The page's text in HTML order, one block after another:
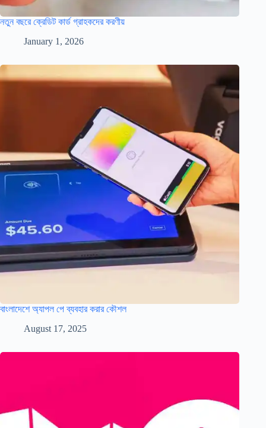
নতুন বছরে ক্রেডিট কার্ড গ্রাহকদের করণীয়
January 1, 2026
বাংলাদেশে অ্যাপল পে ব্যবহার করার কৌশল
August 17, 2025